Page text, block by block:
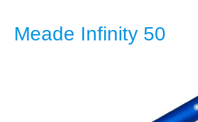
Meade Infinity 50